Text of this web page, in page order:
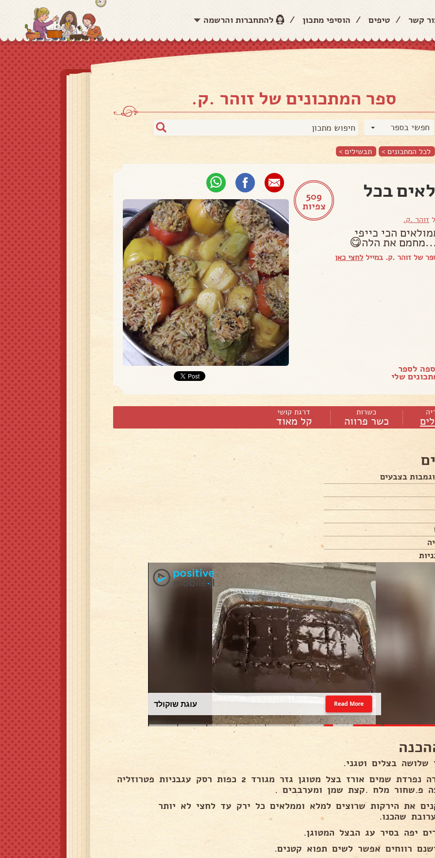
קשר / טיפים / הוסיפי מתכון / להתחברות והרשמה
ספר המתכונים של זוהר .ק.
חפשי בספר
לכל המתכונים > תבשילים >
509
צפיות
בכל
זוהר .ק.
הכי כייפי
את הלה😋
של זוהר .ק. במייל לחצי כאן
לספר
שלי
כשרות
כשר פרווה
דרגת קושי
קל מאוד
בצבעים
עוגת שוקולד Read More
שלושה בצלים וטגני.
בקערה נפרדת שמים אורז בצל מטוגן גזר מגורד 2 כפות רסק עגבניות פטרוזליה
פ.שחור מלח .קצת שמן ומערבבים .
את הירקות שרוצים למלא וממלאים כל ירק עד לחצי לא יותר
שהכנו.
יפה בסיר עג הבצל המטוגן.
רווחים אפשר לשים תפוא קטנים.